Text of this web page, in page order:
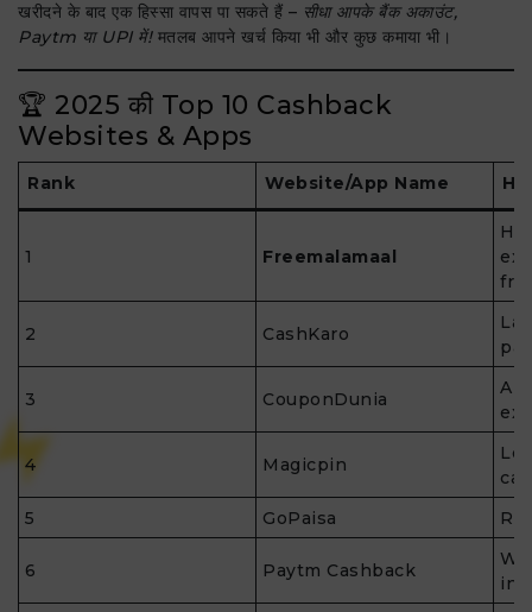
खरीदने के बाद एक हिस्सा वापस पा सकते हैं – सीधा आपके बैंक अकाउंट,
Paytm या UPI में!मतलब आपने खर्च किया भी और कुछ कमाया भी।
🏆 2025 की Top 10 Cashback
Websites & Apps
Rank Website/App Name
1 Freemalamaal
2 CashKaro
3 CouponDunia
4 Magicpin
5
GoPaisa
6 Paytm Cashback